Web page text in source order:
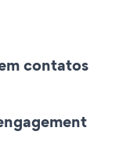
contatos